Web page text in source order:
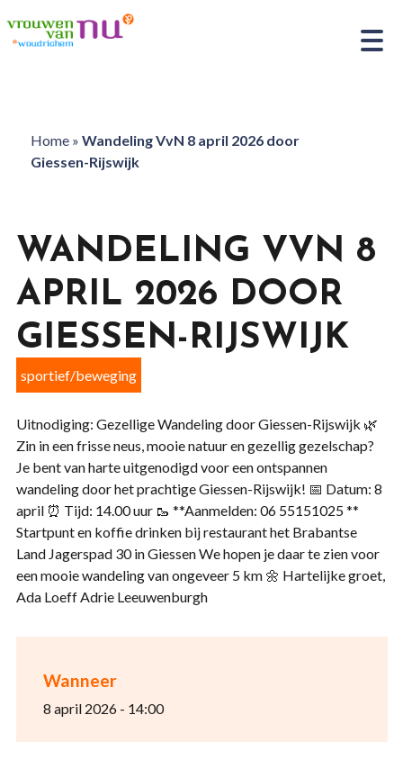
Home» Wandeling VvN 8 april 2026 door
Giessen-Rijswijk
Wanneer
8 april 2026 - 14:00
WANDELING VVN 8
APRIL 2026 DOOR
GIESSEN-RIJSWIJK
sportief/beweging
Uitnodiging: Gezellige Wandeling door Giessen-Rijswijk 🌿
Zin in een frisse neus, mooie natuur en gezellig gezelschap?
Je bent van harte uitgenodigd voor een ontspannen
wandeling door het prachtige Giessen-Rijswijk! 📅 Datum: 8
april ⏰ Tijd: 14.00 uur 🥾 **Aanmelden: 06 55151025 **
Startpunt en koffie drinken bij restaurant het Brabantse
Land Jagerspad 30 in Giessen We hopen je daar te zien voor
een mooie wandeling van ongeveer 5 km 🌼 Hartelijke groet,
Ada Loeff Adrie Leeuwenburgh